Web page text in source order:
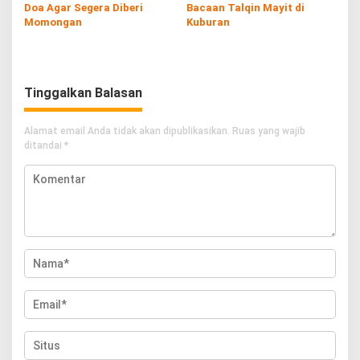
Doa Agar Segera Diberi
Momongan
Bacaan Talqin Mayit di
Kuburan
Tinggalkan Balasan
Alamat email Anda tidak akan dipublikasikan. Ruas yang wajib
ditandai *